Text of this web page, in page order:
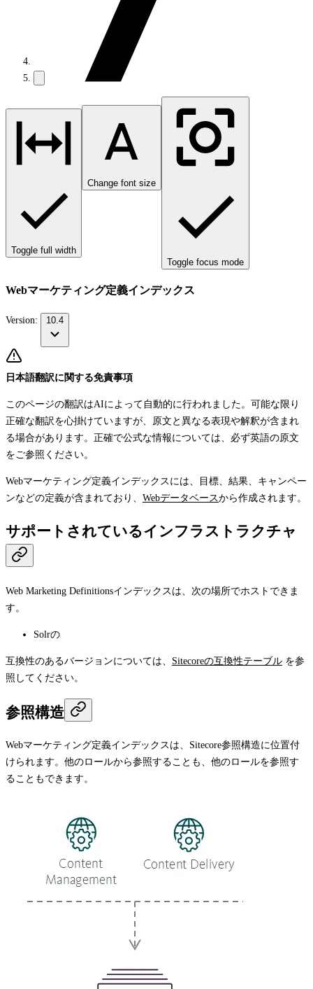
Toggle full width
Change font size
Toggle focus mode
Webマーケティング定義インデックス
Version: 10.4
日本語翻訳に関する免責事項
このページの翻訳はAIによって自動的に行われました。可能な限り
正確な翻訳を心掛けていますが、原文と異なる表現や解釈が含まれ
る場合があります。正確で公式な情報については、必ず英語の原文
をご参照ください。
Webマーケティング定義インデックスには、目標、結果、キャンペー
ンなどの定義が含まれており、 Webデータベースから作成されます。
サポートされているインフラストラクチャ
Web Marketing Definitionsインデックスは、次の場所でホストできま
す。
Solrの
互換性のあるバージョンについては、 Sitecoreの互換性テーブル を参
照してください。
参照構造
Webマーケティング定義インデックスは、Sitecore参照構造に位置付
けられます。他のロールから参照することも、他のロールを参照す
ることもできます。